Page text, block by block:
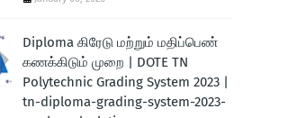
Diploma கிரேடு மற்றும் மதிப்பெண்
கணக்கிடும் முறை | DOTE TN
Polytechnic Grading System 2023 |
tn-diploma-grading-system-2023-